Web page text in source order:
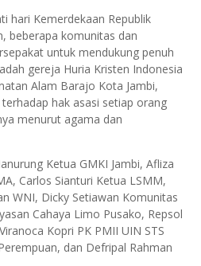
hari Kemerdekaan Republik
beberapa komunitas dan
untuk mendukung penuh
gereja Huria Kristen Indonesia
Alam Barajo Kota Jambi,
hak asasi setiap orang
menurut agama dan
Ketua GMKI Jambi, Afliza
Carlos Sianturi Ketua LSMM,
WNI, Dicky Setiawan Komunitas
Cahaya Limo Pusako, Repsol
Kopri PK PMII UIN STS
dan Defripal Rahman